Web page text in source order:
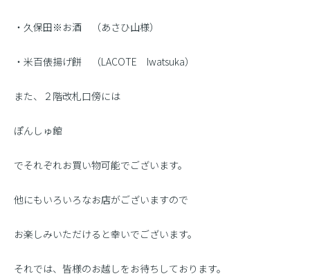
・久保田※お酒 （あさひ山様）
・米百俵揚げ餅 （LACOTE Iwatsuka）
また、２階改札口傍には
ぽんしゅ館
でそれぞれお買い物可能でございます。
他にもいろいろなお店がございますので
お楽しみいただけると幸いでございます。
それでは、皆様のお越しをお待ちしております。